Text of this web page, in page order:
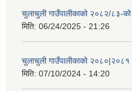
चुलाचुली गाउँपालीकाको २०८२/८३-
मिति: 06/24/2025 - 21:26
चुलाचुली गाउँपालीकाको
मिति: 07/10/2024 - 14:20